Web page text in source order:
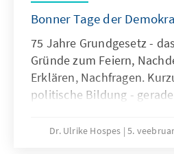
Bonner Tage der
75 Jahre Grundgesetz -
Gründe zum Feiern,
Erklären, Nachfragen.
politische Bildung -
unverständlich
Dr. Ulrike Hospes 5.